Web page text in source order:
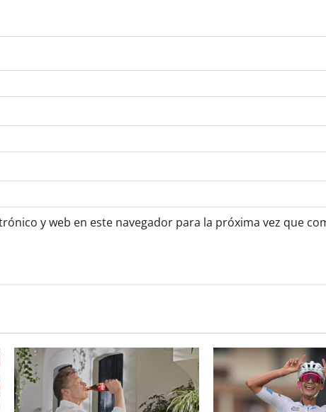
y web en este navegador para la próxima vez que